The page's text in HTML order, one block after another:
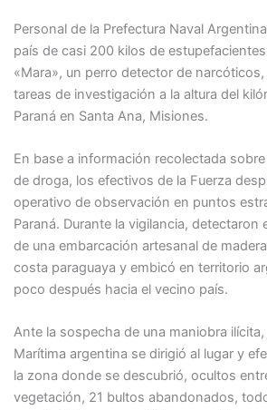
Personal de la Prefectura Naval
país de casi 200 kilos de
«Mara», un perro detector de
tareas de investigación a la altura del
Paraná en Santa Ana, Misiones.
En base a información recolectada
de droga, los efectivos de la Fuerza
operativo de observación en puntos
Paraná. Durante la vigilancia, detectaron
de una embarcación artesanal de
costa paraguaya y embicó en territorio
poco después hacia el vecino país.
Ante la sospecha de una maniobra
Marítima argentina se dirigió al lugar y
la zona donde se descubrió, ocultos
vegetación, 21 bultos abandonados,